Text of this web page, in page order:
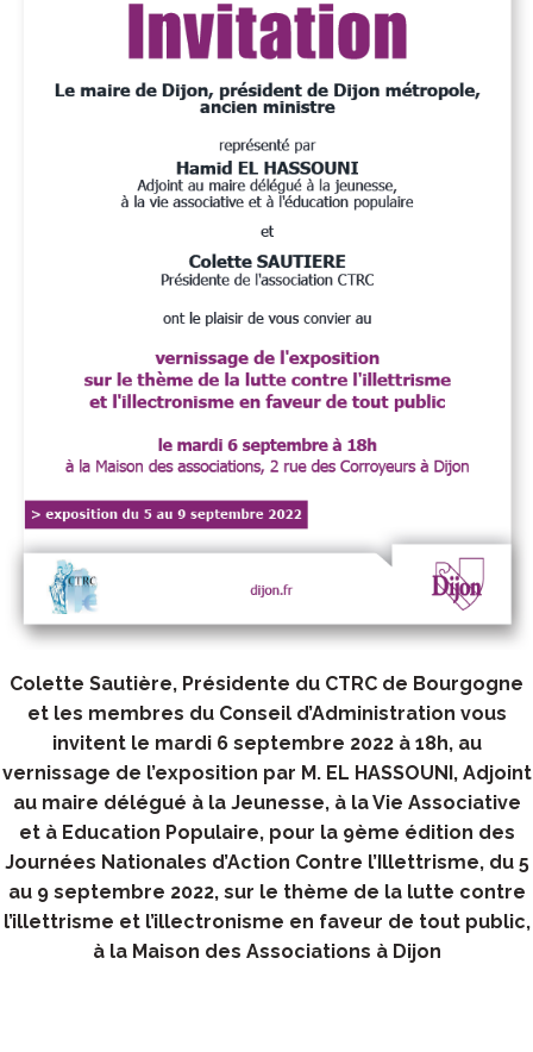
Colette Sautière, Présidente du CTRC de Bourgogne
et les membres du Conseil d’Administration vous
invitent le mardi 6 septembre 2022 à 18h, au
vernissage de l’exposition par M. EL HASSOUNI, Adjoint
au maire délégué à la Jeunesse, à la Vie Associative
et à Education Populaire, pour la 9ème édition des
Journées Nationales d’Action Contre l’Illettrisme, du 5
au 9 septembre 2022, sur le thème de la lutte contre
l’illettrisme et l’illectronisme en faveur de tout public,
à la Maison des Associations à Dijon